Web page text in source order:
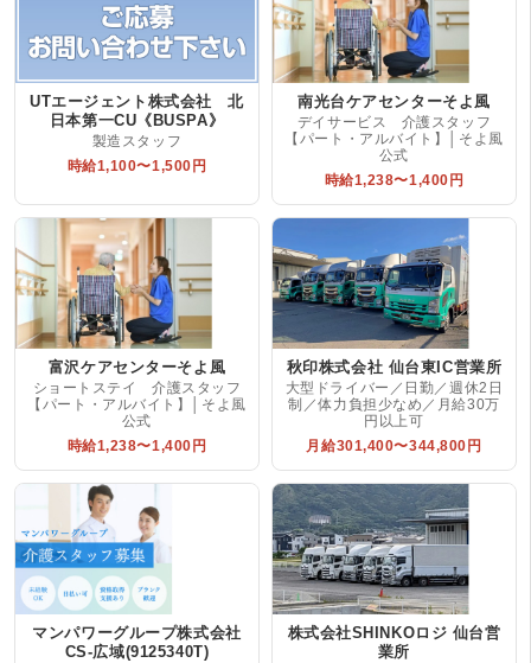
UTエージェント株式会社 北
日本第一CU《BUSPA》
製造スタッフ
時給1,100〜1,500円
南光台ケアセンターそよ風
デイサービス 介護スタッフ
【パート・アルバイト】│そよ風
公式
時給1,238〜1,400円
富沢ケアセンターそよ風
ショートステイ 介護スタッフ
【パート・アルバイト】│そよ風
公式
時給1,238〜1,400円
秋印株式会社 仙台東IC営業所
大型ドライバー／日勤／週休2日
制／体力負担少なめ／月給30万
円以上可
月給301,400〜344,800円
マンパワーグループ株式会社
CS-広域(9125340T)
株式会社SHINKOロジ 仙台営
業所